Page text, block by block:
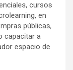
cursos
en
públicas,
capacitar a
espacio de